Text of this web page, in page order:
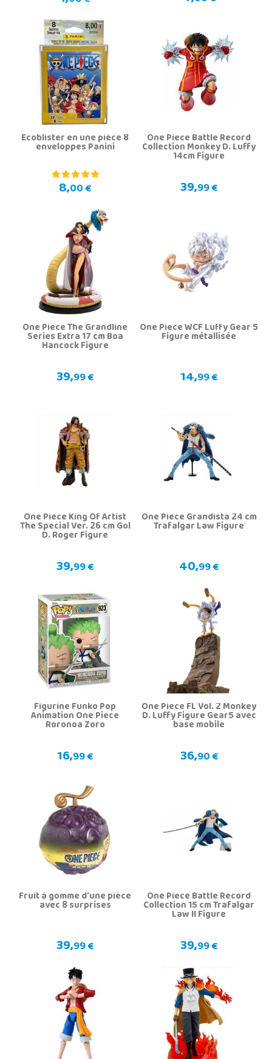
Ecoblister en une pièce 8
enveloppes Panini
8,00 €
One Piece Battle Record
Collection Monkey D. Luffy
14cm Figure
39,99 €
One Piece The Grandline
Series Extra 17 cm Boa
Hancock Figure
39,99 €
One Piece WCF Luffy Gear 5
Figure métallisée
14,99 €
One Piece King Of Artist
The Special Ver. 26 cm Gol
D. Roger Figure
39,99 €
One Piece Grandista 24 cm
Trafalgar Law Figure
40,99 €
Figurine Funko Pop
Animation One Piece
Roronoa Zoro
16,99 €
One Piece FL Vol. 2 Monkey
D. Luffy Figure Gear5 avec
base mobile
36,90 €
Fruit à gomme d'une pièce
avec 8 surprises
39,99 €
One Piece Battle Record
Collection 15 cm Trafalgar
Law II Figure
39,99 €